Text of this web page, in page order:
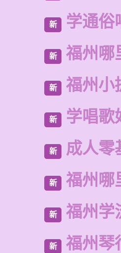
新 学通俗
新 福州哪
新 福州小
新 学唱歌
新 成人零
新 福州哪
新 福州学
新 福州琴